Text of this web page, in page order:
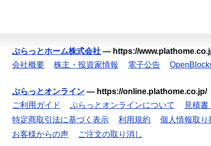
ぷらっとホーム株式会社 — https://
会社概要
株主・投資家情報 電子公告
ぷらっとオンライン — https://online.plathome.co.jp/
ご利用ガイド
ぷらっとオンラインについて 見積
特定商取引法に基づく表示
利用規約 個人情報取り
お客様からの声
ご注文の取り消し